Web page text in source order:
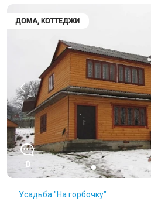
ДОМА, КОТТЕДЖИ
0
Усадьба "На горбочку"